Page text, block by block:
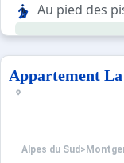
Animaux admis
Draps et
Au pied des
Appartement La
Alpes du Sud >